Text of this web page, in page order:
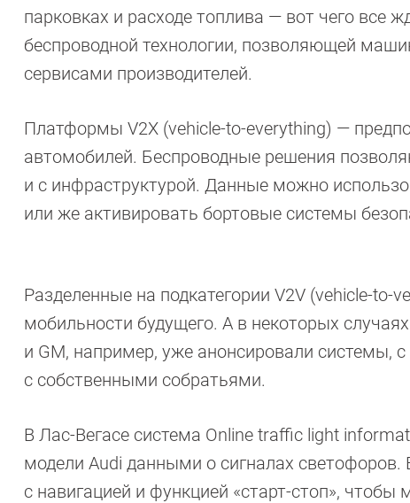
парковках и расходе топлива — вот чего все
беспроводной технологии, позволяющей
сервисами производителей.
Платформы V2X (vehicle-to-everything) —
автомобилей. Беспроводные решения
и с инфраструктурой. Данные можно
или же активировать бортовые системы
Разделенные на подкатегории V2V (vehicle-
мобильности будущего. А в некоторых
и GM, например, уже анонсировали
с собственными собратьями.
В Лас-Вегасе система Online traffic light
модели Audi данными о сигналах
с навигацией и функцией «старт-стоп»,